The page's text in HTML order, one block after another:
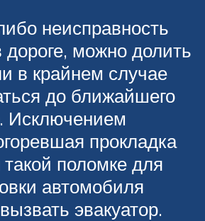
неисправность
можно долить
в крайнем случае
до ближайшего
Исключением
прокладка
поломке для
автомобиля
эвакуатор.